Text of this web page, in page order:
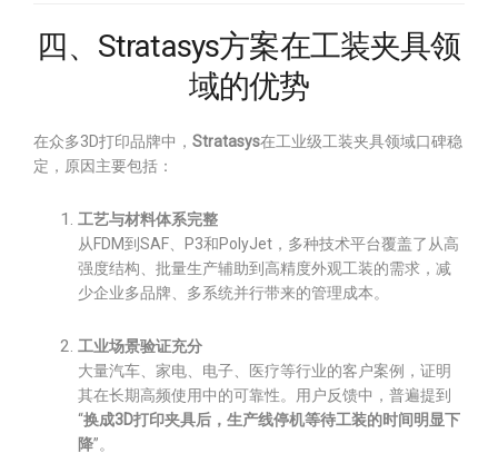
四、Stratasys方案在工装夹具领
域的优势
在众多3D打印品牌中， Stratasys在工业级工装夹具领域口碑稳
定，原因主要包括：
工艺与材料体系完整
从FDM到SAF、P3和PolyJet，多种技术平台覆盖了从高
强度结构、批量生产辅助到高精度外观工装的需求，减
少企业多品牌、多系统并行带来的管理成本。
工业场景验证充分
大量汽车、家电、电子、医疗等行业的客户案例，证明
其在长期高频使用中的可靠性。用户反馈中，普遍提到
“换成3D打印夹具后，生产线停机等待工装的时间明显下
降”。